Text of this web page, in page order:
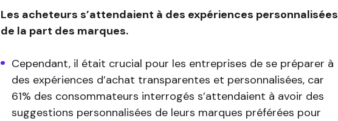
Les acheteurs s’attendaient à des expériences personnalisées
de la part des marques.
Cependant, il était crucial pour les entreprises de se préparer à
des expériences d’achat transparentes et personnalisées, car
61% des consommateurs interrogés s’attendaient à avoir des
suggestions personnalisées de leurs marques préférées pour